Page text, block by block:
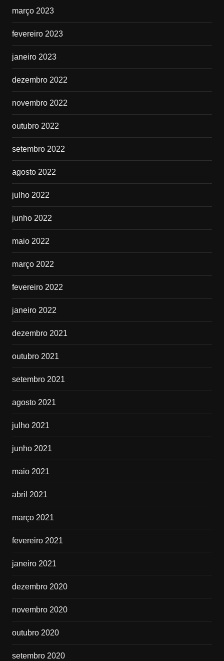
março 2023
fevereiro 2023
janeiro 2023
dezembro 2022
novembro 2022
outubro 2022
setembro 2022
agosto 2022
julho 2022
junho 2022
maio 2022
março 2022
fevereiro 2022
janeiro 2022
dezembro 2021
outubro 2021
setembro 2021
agosto 2021
julho 2021
junho 2021
maio 2021
abril 2021
março 2021
fevereiro 2021
janeiro 2021
dezembro 2020
novembro 2020
outubro 2020
setembro 2020